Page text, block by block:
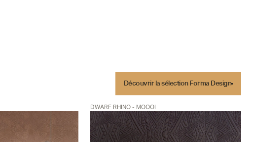
Découvrir la sélection Forma Design
DWARF RHINO - MOOOI